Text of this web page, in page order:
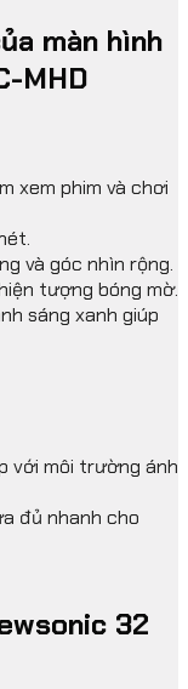
màn hình
MHD
xem phim và chơi
và góc nhìn rộng.
tượng bóng mờ.
sáng xanh giúp
với môi trường ánh
đủ nhanh cho
32